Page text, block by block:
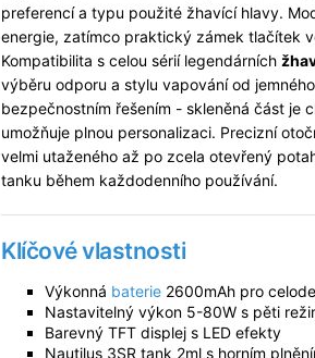
preferencí a typu použité žhavící hlavy.
energie, zatímco praktický zámek tlačítek
Kompatibilita s celou sérií legendárních
výběru odporu a stylu vapování od
bezpečnostním řešením - skleněná část je
umožňuje plnou personalizaci. Precizní
velmi utaženého až po zcela otevřený
tanku během každodenního používání.
Klíčové vlastnosti
Výkonná baterie 2600mAh pro
Nastavitelný výkon 5-80W s pěti
Barevný TFT displej s LED efekty
Nautilus 3SR tank 2ml s horním